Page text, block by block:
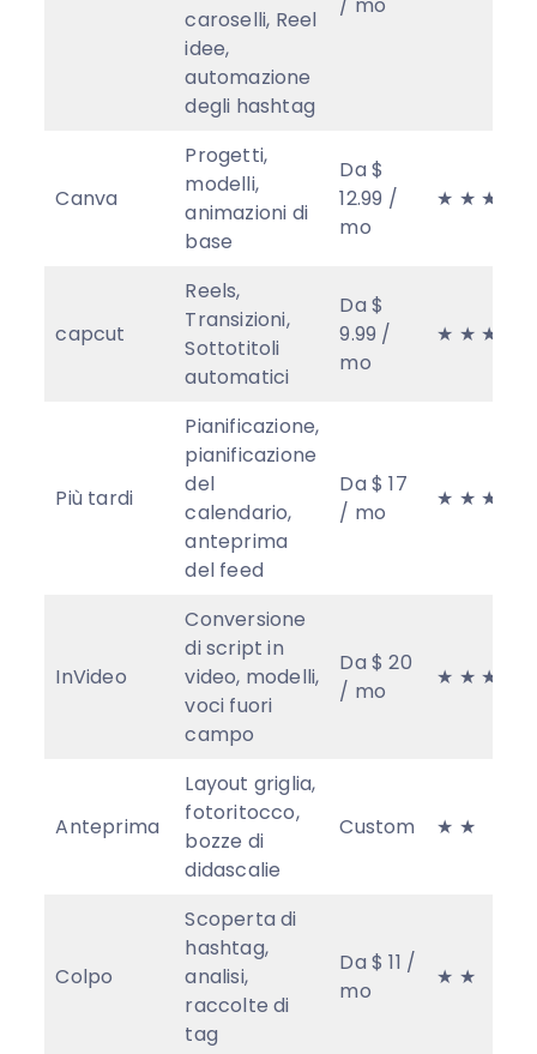
caroselli, Reel
idee,
automazione
degli hashtag
Canva
Progetti,
modelli,
animazioni di
base
Da $
12.99 /
mo
★ ★ ★ ★
capcut
Reels,
Transizioni,
Sottotitoli
automatici
Da $
9.99 /
mo
★ ★ ★ ★
Più tardi
Pianificazione,
pianificazione
del
calendario,
anteprima
del feed
Da $ 17
/ mo
★ ★ ★
InVideo
Conversione
di script in
video, modelli,
voci fuori
campo
Da $ 20
/ mo
★ ★ ★
Anteprima
Layout griglia,
fotoritocco,
bozze di
didascalie
Custom ★ ★
Colpo
Scoperta di
hashtag,
analisi,
raccolte di
tag
Da $ 11 /
mo
★ ★